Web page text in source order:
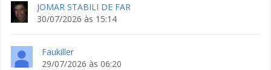
JOMAR STABILI DE FAR
30/07/2026 às 15:14
Faukiller
29/07/2026 às 06:20